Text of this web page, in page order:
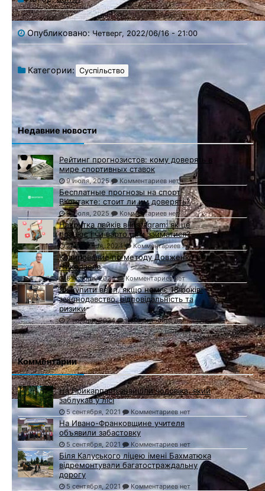
Опубликовано:Четверг, 2022/06/16 - 21:00
Категории: Суспільство
Недавние новости
Рейтинг прогнозистов: кому доверять в
мире спортивных ставок
9 июля, 2025 Комментариев нет
Бесплатные прогнозы на спорт
ВКонтакте: стоит ли им доверять?
9 июля, 2025 Комментариев нет
Накрутка лайків в Instagram: як це
працює і чи варто цим займатися?
24 декабря, 2024 Комментариев нет
Кодирование по методу Довженко в
Николаеве
8 ноября, 2024 Комментариев нет
Як купити вейп, якщо немає 18 років:
законодавство, відповідальність та
ризики
2 ноября, 2024 Комментариев нет
Комментарии
На Прикарпатті знайшли чоловіка, який
заблукав у лісі
5 сентября, 2021 Комментариев нет
На Ивано-Франковщине учителя
объявили забастовку
5 сентября, 2021 Комментариев нет
Біля Калуського ліцею імені Бахматюка
відремонтували багатостраждальну
дорогу
5 сентября, 2021 Комментариев нет